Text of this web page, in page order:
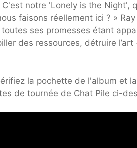
notre 'Lonely is the Night',
faisons réellement ici ? »
ses promesses étant
des ressources, détruire
la pochette de l'album et
de tournée de Chat Pile ci-